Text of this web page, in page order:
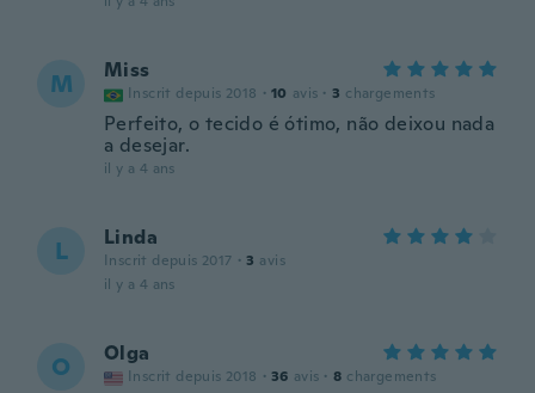
M Miss
Inscrit depuis 2018 · 10 avis · 3 chargements
Perfeito, o tecido é ótimo, não deixou nada
a desejar.
il y a 4 ans
L Linda
Inscrit depuis 2017 · 3 avis
il y a 4 ans
O Olga
Inscrit depuis 2018 · 36 avis · 8 chargements